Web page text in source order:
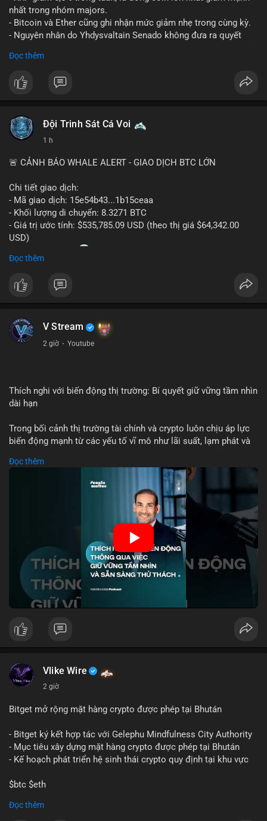
nhất trong nhóm majors.
- Bitcoin và Ether cũng ghi nhận mức giảm nhẹ trong cùng kỳ.
- Nguyên nhân do Yhdysvaltain Senado không đưa ra quyết
hè, đẩy việc thảo luận sang tháng 9.
XRP và Ripple, ảnh hưởng đến tâm lý nhà đầu tư.
#ripple
📰 Nguồn: CoinDesk
Đọc thêm
Đội Trinh Sát Cá Voi
1 h
🚨 CẢNH BÁO WHALE ALERT - GIAO DỊCH BTC LỚN
Chi tiết giao dịch:
- Mã giao dịch: 15e54b43...1b15ceaa
- Khối lượng di chuyển: 8.3271 BTC
- Giá trị ước tính: $535,785.09 USD (theo thị giá $64,342.00
USD)
- Thời gian: 04:20
Nhận định phân tích: Giao dịch 8.3271 BTC trị giá hơn nửa triệu
USD được thực hiện trong khung giờ sáng sớm, cho thấy dấu
hiệu của một tổ chức hoặc cá nhân sở hữu lượng tài sản lớn.
đủ tạo áp lực bán trực tiếp lên thị trường nhưng phản ánh tâm
lý thận trọng của cá voi. Nếu dòng tiền này hướng về ví sàn
của BTC.
tương tự trong 24 giờ tới để xác nhận xu hướng. Không nên
hành động vội vàng dựa trên một giao dịch đơn lẻ, hãy ưu tiên
#giaodichlon
#tamlycavoi
Đọc thêm
V Stream
2 giờ · Youtube
Thích nghi với biến động thị trường: Bí quyết giữ vững tầm nhìn
dài hạn
Trong bối cảnh thị trường tài chính và crypto luôn chịu áp lực
biến động mạnh từ các yếu tố vĩ mô như lãi suất, lạm phát và
chìa khóa để đầu tư viên vượt qua giai đoạn không chắc chắn.
Thay vì phản ứng cảm xúc với những dao động ngắn hạn, các
nhà đầu tư thành công thường tập trung vào nguyên tắc cơ
bản, phân배 tài sản hợp lý và kiên持 theo kế hoạch đã định.
Điều này không chỉ giúp giảm rủi ro mà còn tạo điều kiện để
tận dụng cơ hội khi thị trường phục hồi.
🎥 Xem video trực tiếp tại:
Nguồn: VIETSUCCESS
Đọc thêm
Vlike Wire
2 giờ
Bitget mở rộng mặt hàng crypto được phép tại Bhután
- Bitget ký kết hợp tác với Gelephu Mindfulness City Authority
- Mục tiêu xây dựng mặt hàng crypto được phép tại Bhután
- Kế hoạch phát triển hệ sinh thái crypto quy định tại khu vực
$btc $eth
#vlikevn
Đọc thêm